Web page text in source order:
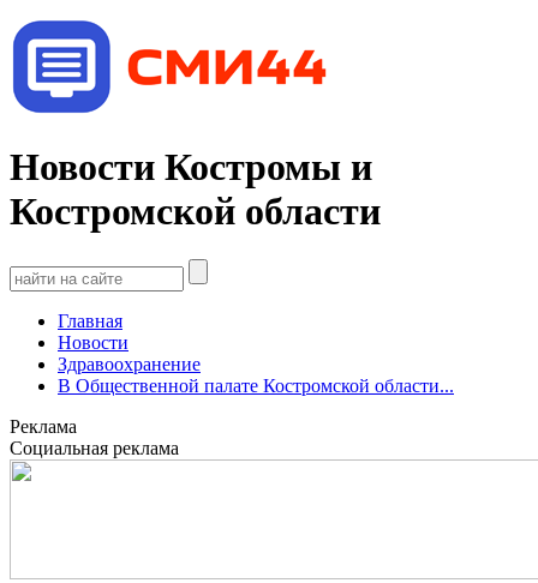
Новости Костромы и
Костромской области
Главная
Новости
Здравоохранение
В Общественной палате Костромской области...
Реклама
Социальная реклама